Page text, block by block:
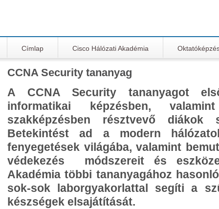
Címlap Cisco Hálózati Akadémia
CCNA Security tananyag
A CCNA Security tananyagot
informatikai képzésben,
szakképzésben résztvevő diákok
Betekintést ad a modern
fenyegetések világába, valamint
védekezés módszereit és
Akadémia többi tananyagához
sok-sok laborgyakorlattal segíti a
készségek elsajátítását.